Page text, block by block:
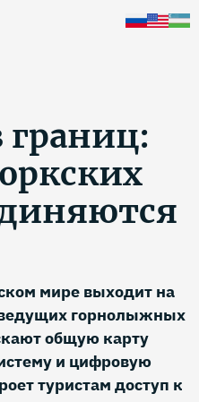
границ:
мире выходит на
горнолыжных
общую карту
и цифровую
туристам доступ к